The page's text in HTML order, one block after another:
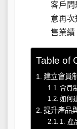
客戶問
意再
售業績
Table of
建立會員
會員
如何
提升產品
1. 產